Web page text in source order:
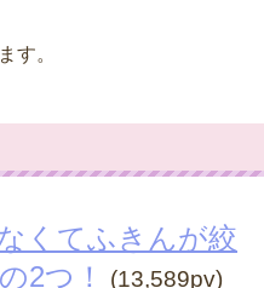
す。
くてふきんが絞
2つ！
(13,589pv)